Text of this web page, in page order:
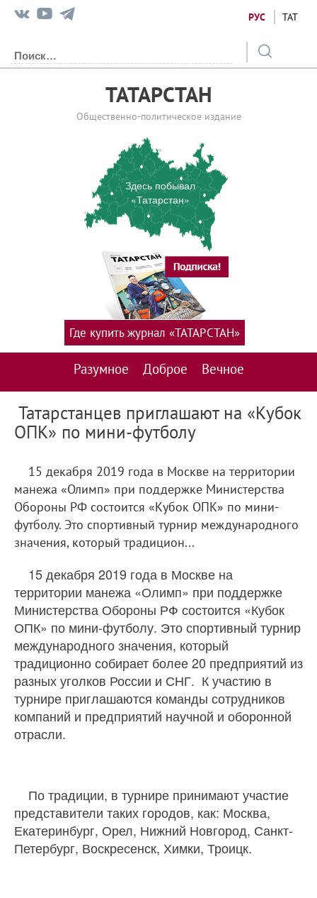
РУС ТАТ
ТАТАРСТАН
Общественно-политическое издание
Здесь побывал
«Татарстан»
Разумное Доброе Вечное
Где купить журнал «ТАТАРСТАН»
Татарстанцев приглашают на «Кубок
ОПК» по мини-футболу
15 декабря 2019 года в Москве на территории
манежа «Олимп» при поддержке Министерства
Обороны РФ состоится «Кубок ОПК» по мини-
футболу. Это спортивный турнир международного
значения, который традицион...
15 декабря 2019 года в Москве на
территории манежа «Олимп» при поддержке
Министерства Обороны РФ состоится «Кубок
ОПК» по мини-футболу. Это спортивный турнир
международного значения, который
традиционно собирает более 20 предприятий из
разных уголков России и СНГ. К участию в
турнире приглашаются команды сотрудников
компаний и предприятий научной и оборонной
отрасли.
По традиции, в турнире принимают участие
представители таких городов, как: Москва,
Екатеринбург, Орел, Нижний Новгород, Санкт-
Петербург, Воскресенск, Химки, Троицк.